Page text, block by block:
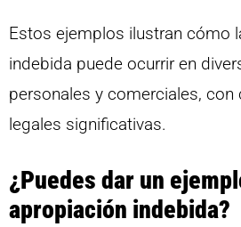
Estos ejemplos ilustran cómo
indebida puede ocurrir en
personales y comerciales, con
legales significativas.
¿Puedes dar un
apropiación indebida?